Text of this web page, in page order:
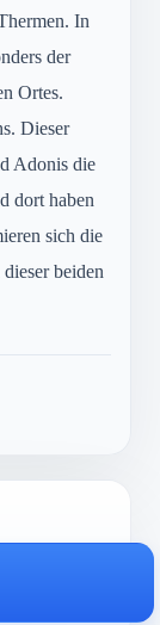
In
der
Ortes.
Dieser
Adonis die
dort haben
sich die
beiden